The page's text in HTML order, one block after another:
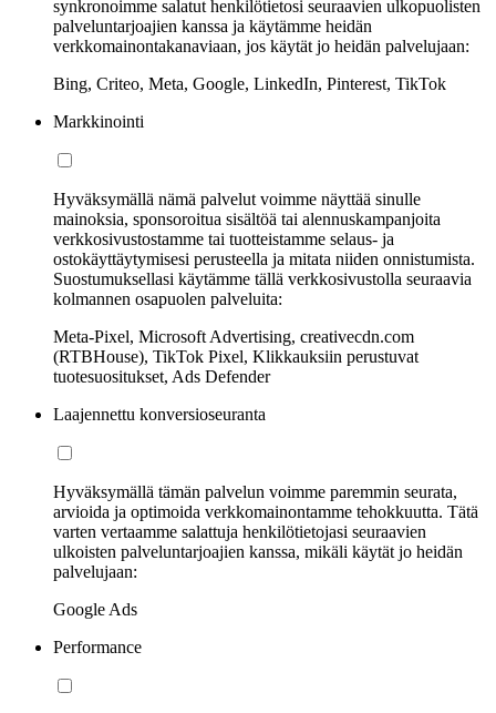
synkronoimme salatut henkilötietosi seuraavien ulkopuolisten
palveluntarjoajien kanssa ja käytämme heidän
verkkomainontakanaviaan, jos käytät jo heidän palvelujaan:
Bing, Criteo, Meta, Google, LinkedIn, Pinterest, TikTok
Markkinointi
Hyväksymällä nämä palvelut voimme näyttää sinulle
mainoksia, sponsoroitua sisältöä tai alennuskampanjoita
verkkosivustostamme tai tuotteistamme selaus- ja
ostokäyttäytymisesi perusteella ja mitata niiden onnistumista.
Suostumuksellasi käytämme tällä verkkosivustolla seuraavia
kolmannen osapuolen palveluita:
Meta-Pixel, Microsoft Advertising, creativecdn.com
(RTBHouse), TikTok Pixel, Klikkauksiin perustuvat
tuotesuositukset, Ads Defender
Laajennettu konversioseuranta
Hyväksymällä tämän palvelun voimme paremmin seurata,
arvioida ja optimoida verkkomainontamme tehokkuutta. Tätä
varten vertaamme salattuja henkilötietojasi seuraavien
ulkoisten palveluntarjoajien kanssa, mikäli käytät jo heidän
palvelujaan:
Google Ads
Performance